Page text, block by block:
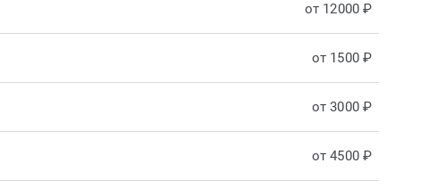
от 12000 ₽
от 1500 ₽
от 3000 ₽
от 4500 ₽